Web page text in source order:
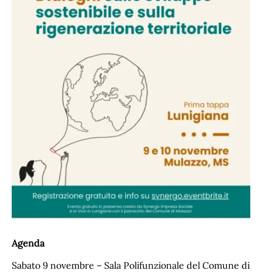
Agenda
Sabato 9 novembre – Sala Polifunzionale del Comune di